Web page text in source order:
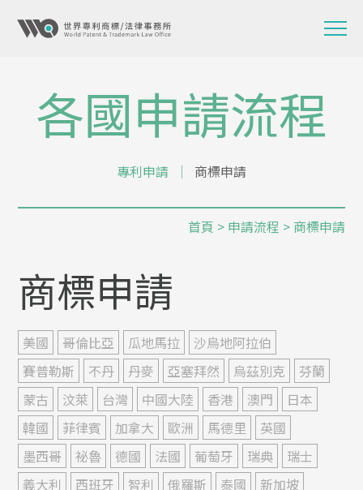
各國申請流程
專利申請 │ 商標申請
首頁 > 申請流程 > 商標申請
商標申請
美國 哥倫比亞 瓜地馬拉
沙烏地阿拉伯
賽普勒斯
不丹 丹麥 亞塞拜然 烏茲別克
芬蘭
蒙古
汶萊 台灣 中國大陸 香港 澳門
日本
韓國
菲律賓 加拿大 歐洲 馬德里
英國
墨西哥
祕魯 德國 法國 葡萄牙 瑞典
瑞士
義大利
西班牙 智利 俄羅斯 泰國
新加坡